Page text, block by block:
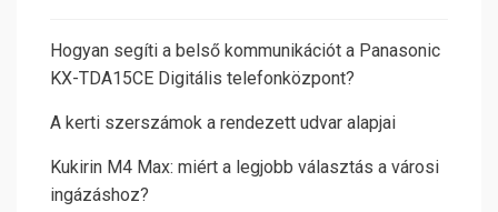
Hogyan segíti a belső kommunikációt a Panasonic
KX-TDA15CE Digitális telefonközpont?
A kerti szerszámok a rendezett udvar alapjai
Kukirin M4 Max: miért a legjobb választás a városi
ingázáshoz?